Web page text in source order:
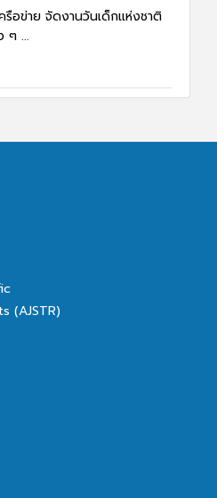
อข่าย จัดงานวันเด็กแห่งชาติ
ๆ ...
(AJSTR)